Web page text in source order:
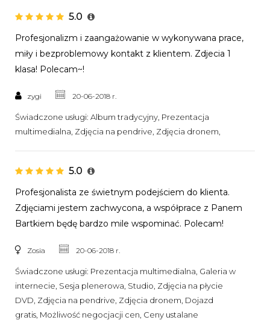
5.0
Profesjonalizm i zaangażowanie w wykonywana prace,
miły i bezproblemowy kontakt z klientem. Zdjecia 1
klasa! Polecam~!
zygi 20-06-2018 r.
Świadczone usługi: Album tradycyjny, Prezentacja
multimedialna, Zdjęcia na pendrive, Zdjęcia dronem,
5.0
Profesjonalista ze świetnym podejściem do klienta.
Zdjęciami jestem zachwycona, a współprace z Panem
Bartkiem będę bardzo mile wspominać. Polecam!
Zosia 20-06-2018 r.
Świadczone usługi: Prezentacja multimedialna, Galeria w
internecie, Sesja plenerowa, Studio, Zdjęcia na płycie
DVD, Zdjęcia na pendrive, Zdjęcia dronem, Dojazd
gratis, Możliwość negocjacji cen, Ceny ustalane